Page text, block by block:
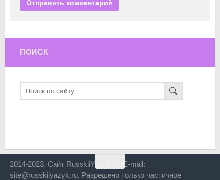
ПОИСК
2014-2023. Сайт RusskiiYazyk.ru. E-mail:
site@russkiiyazyk.ru. Разрешено только частичное